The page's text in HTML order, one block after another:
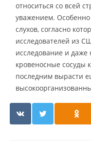
относиться со всей
уважением.
слухов, согласно
исследователей из
исследование и даже
кровеносные сосуды
последним вырасти